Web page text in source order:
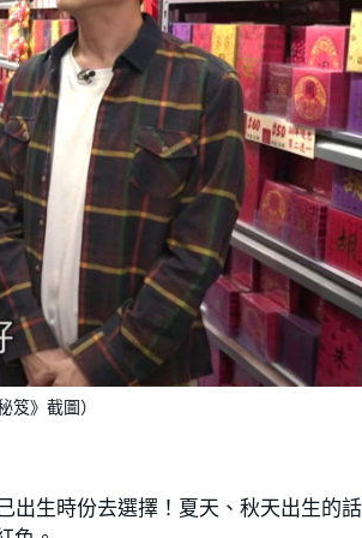
》截圖）
出生時份去選擇！夏天、秋天出生的